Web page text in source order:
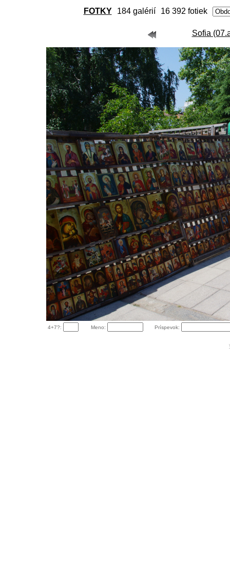
FOTKY 184 galérií 16 392 fotiek
Sofia
4+7?: Meno: Príspevok: